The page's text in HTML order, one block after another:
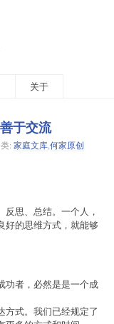
关于
于交流
: 家庭文库,何家原创
思、总结。一个人，
好的思维方式，就能够
功者，必然是是一个成
方式。我们已经规定了